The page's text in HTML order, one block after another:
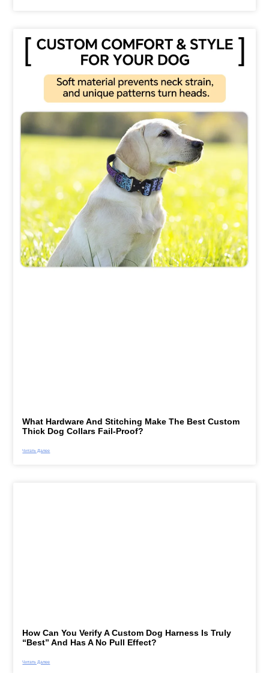
What Hardware And Stitching Make The Best Custom
Thick Dog Collars Fail-Proof?
Читать Далее
How Can You Verify A Custom Dog Harness Is Truly
“best” And Has A No Pull Effect?
Читать Далее